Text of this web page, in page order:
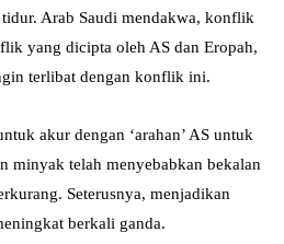
Arab Saudi mendakwa, konflik
yang dicipta oleh AS dan Eropah,
terlibat dengan konflik ini.
akur dengan ‘arahan’ AS untuk
minyak telah menyebabkan bekalan
Seterusnya, menjadikan
berkali ganda.